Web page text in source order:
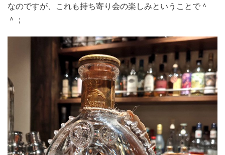
なのですが、これも持ち寄り会の楽しみということで＾
＾；